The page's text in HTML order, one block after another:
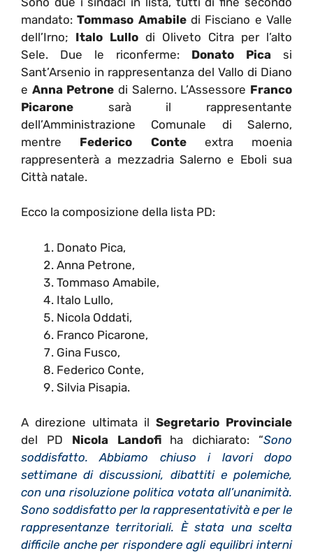
mandato:Tommaso Amabiledi Fisciano e Valle
dell’Irno; Italo Lullo di Oliveto Citra per l’alto
Sele. Due le riconferme: Donato Pica si
Sant’Arsenio in rappresentanza del Vallo di Diano
e Anna Petrone di Salerno. L’Assessore Franco
Picarone sarà il rappresentante
dell’Amministrazione Comunale di Salerno,
mentre Federico Conteextra moenia
rappresenterà a mezzadria Salerno e Eboli sua
Città natale.
Ecco la composizione della lista PD:
Donato Pica,
Anna Petrone,
Tommaso Amabile,
Italo Lullo,
Nicola Oddati,
Franco Picarone,
Gina Fusco,
Federico Conte,
Silvia Pisapia.
A direzione ultimata il Segretario Provinciale
del PD Nicola Landofiha dichiarato: “Sono
soddisfatto. Abbiamo chiuso i lavori dopo
settimane di discussioni, dibattiti e polemiche,
con una risoluzione politica votata all’unanimità.
Sono soddisfatto per la rappresentatività e per le
rappresentanze territoriali. È stata una scelta
difficile anche per rispondere agli equilibri interni